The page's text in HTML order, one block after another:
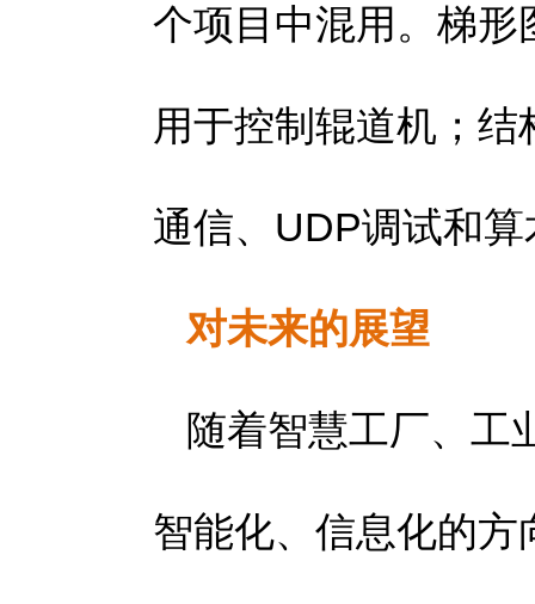
个项目中混用。梯
用于控制辊道机；
通信、UDP调试和
对未来的展望
随着智慧工厂、工
智能化、信息化的方